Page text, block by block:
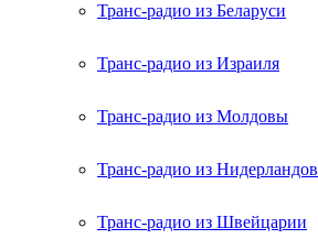
Транс-радио из Беларуси
Транс-радио из Израиля
Транс-радио из Молдовы
Транс-радио из Нидерландов
Транс-радио из Швейцарии